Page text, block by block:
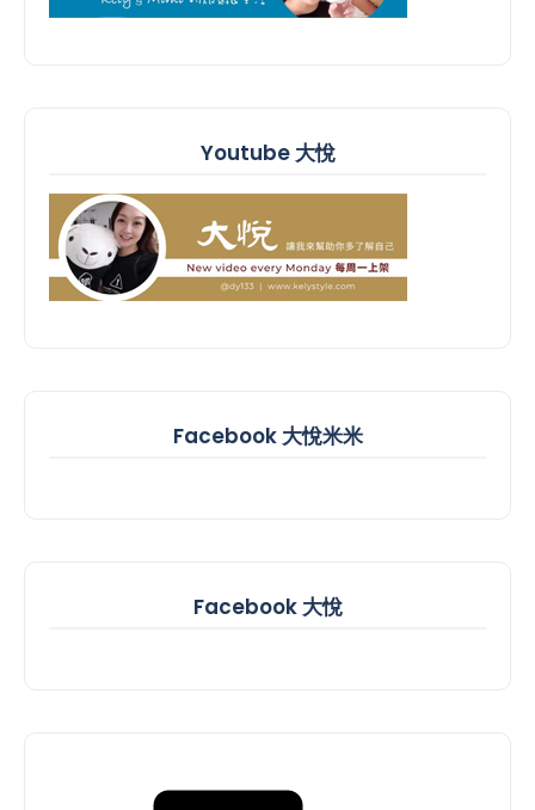
Youtube 大悅
Facebook 大悅米米
Facebook 大悅